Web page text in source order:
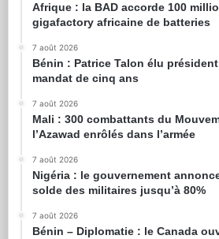
Afrique : la BAD accorde 100
gigafactory africaine de batteries
7 août 2026
Bénin : Patrice Talon élu
mandat de cinq ans
7 août 2026
Mali : 300 combattants du
l’Azawad enrôlés dans l’armée
7 août 2026
Nigéria : le gouvernement
solde des militaires jusqu’à 80%
7 août 2026
Bénin – Diplomatie : le Canada